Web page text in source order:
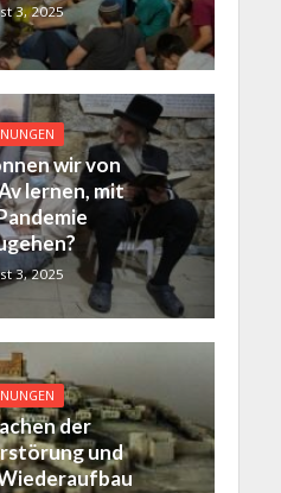
3, 2025
wir von
lernen, mit
3, 2025
der
und